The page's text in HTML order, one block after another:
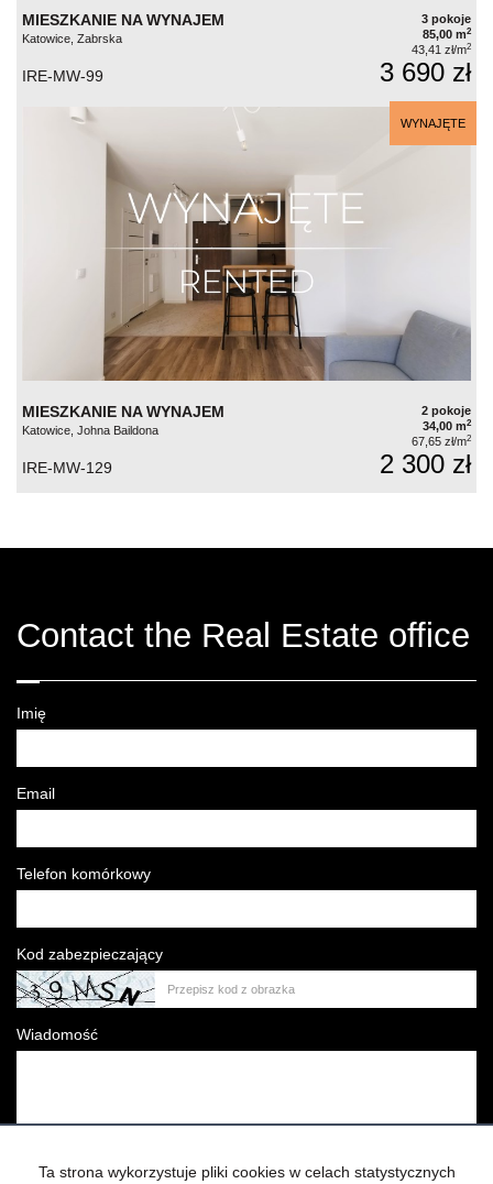
MIESZKANIE NA WYNAJEM
Katowice, Zabrska
3 pokoje
85,00 m2
43,41 zł/m2
IRE-MW-99 3 690 zł
WYNAJĘTE
MIESZKANIE NA WYNAJEM
Katowice, Johna Baildona
2 pokoje
34,00 m2
67,65 zł/m2
IRE-MW-129 2 300 zł
Contact the Real Estate office
Imię
Email
Telefon komórkowy
Kod zabezpieczający
Wiadomość
Ta strona wykorzystuje pliki cookies w celach statystycznych